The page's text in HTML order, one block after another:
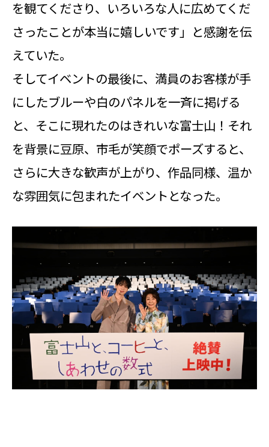
を観てくださり、いろいろな人に広めてくだ
さったことが本当に嬉しいです」と感謝を伝
えていた。
そしてイベントの最後に、満員のお客様が手
にしたブルーや白のパネルを一斉に掲げる
と、そこに現れたのはきれいな富士山！それ
を背景に豆原、市毛が笑顔でポーズすると、
さらに大きな歓声が上がり、作品同様、温か
な雰囲気に包まれたイベントとなった。